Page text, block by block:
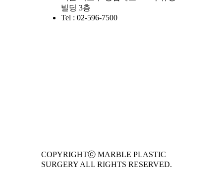
빌딩 3층
Tel : 02-596-7500
COPYRIGHTⓒ MARBLE PLASTIC
SURGERY ALL RIGHTS RESERVED.